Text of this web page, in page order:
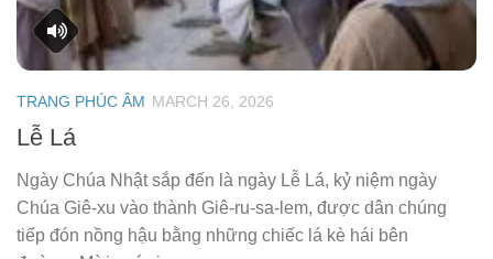
TRANG PHÚC ÂM MARCH 26, 2026
Lễ Lá
Ngày Chúa Nhật sắp đến là ngày Lễ Lá, kỷ niệm ngày
Chúa Giê-xu vào thành Giê-ru-sa-lem, được dân chúng
tiếp đón nồng hậu bằng những chiếc lá kè hái bên